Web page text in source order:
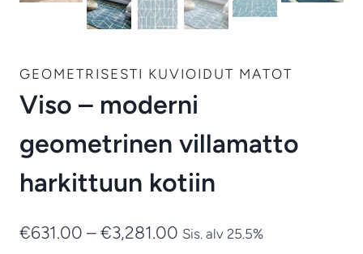
GEOMETRISESTI KUVIOIDUT MATOT
Viso – moderni
geometrinen villamatto
harkittuun kotiin
€631.00 – €3,281.00 Hintaluokka:
Sis. alv 25.5%